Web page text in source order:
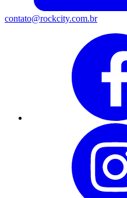
contato@rockcity.com.br